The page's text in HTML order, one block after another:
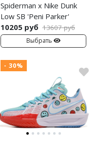
Spiderman x Nike Dunk
Low SB 'Peni Parker'
10205 руб 13607 руб
Выбрать
- 30%